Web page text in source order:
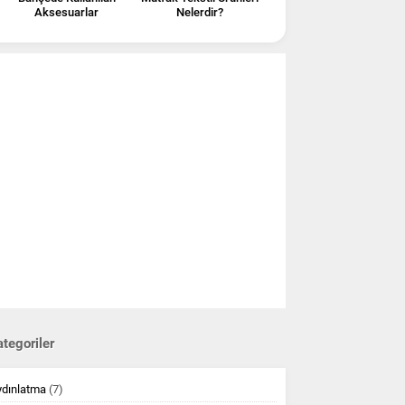
Aksesuarlar
Nelerdir?
(7)